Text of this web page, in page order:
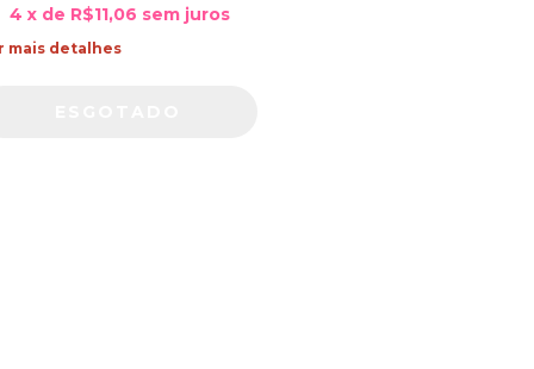
4 x de R$11,06 sem juros
mais detalhes